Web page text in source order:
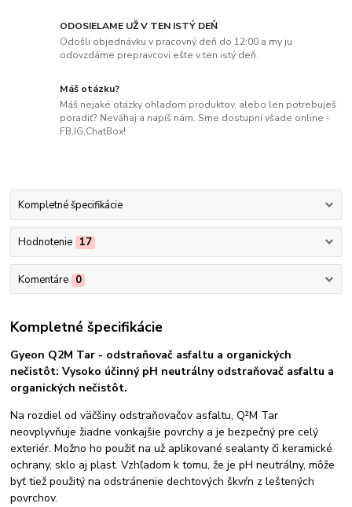
ODOSIELAME UŽ V TEN ISTÝ DEŇ
Odošli objednávku v pracovný deň do 12:00 a my ju
odovzdáme prepravcovi ešte v ten istý deň.
Máš otázku?
Máš nejaké otázky ohľadom produktov, alebo len potrebuješ
poradiť? Neváhaj a napíš nám. Sme dostupní všade online -
FB,IG,ChatBox!
Kompletné špecifikácie
Hodnotenie 17
Komentáre 0
Kompletné špecifikácie
Gyeon Q2M Tar - odstraňovač asfaltu a organických
nečistôt: Vysoko účinný pH neutrálny odstraňovač asfaltu a
organických nečistôt.
Na rozdiel od väčšiny odstraňovačov asfaltu, Q²M Tar
neovplyvňuje žiadne vonkajšie povrchy a je bezpečný pre celý
exteriér. Možno ho použiť na už aplikované sealanty či keramické
ochrany, sklo aj plast. Vzhľadom k tomu, že je pH neutrálny, môže
byť tiež použitý na odstránenie dechtových škvŕn z leštených
povrchov.